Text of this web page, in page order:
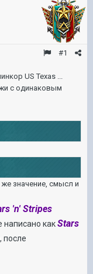
#1
US Texas ...
с одинаковым
значение, смысл и
'n' Stripes
написано какStars
после